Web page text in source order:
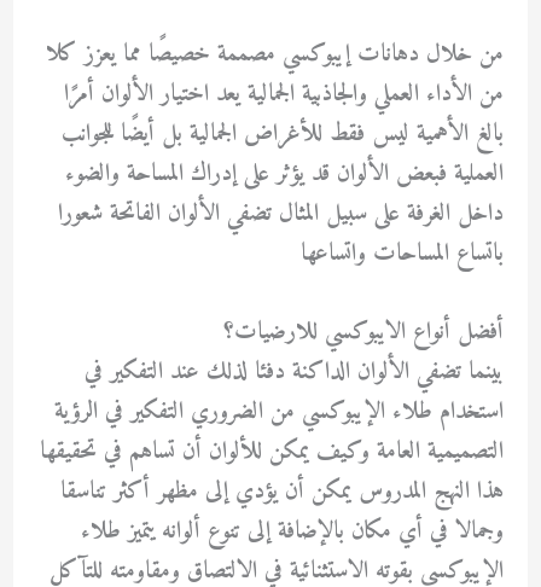
من خلال دهانات إيبوكسي مصممة خصيصًا مما يعزز كلا
من الأداء العملي والجاذبية الجمالية يعد اختيار الألوان أمرًا
بالغ الأهمية ليس فقط للأغراض الجمالية بل أيضًا للجوانب
العملية فبعض الألوان قد يؤثر على إدراك المساحة والضوء
داخل الغرفة على سبيل المثال تضفي الألوان الفاتحة شعورا
باتساع المساحات واتساعها
أفضل أنواع الايبوكسي للارضيات؟
بينما تضفي الألوان الداكنة دفئا لذلك عند التفكير في
استخدام طلاء الإيبوكسي من الضروري التفكير في الرؤية
التصميمية العامة وكيف يمكن للألوان أن تساهم في تحقيقها
هذا النهج المدروس يمكن أن يؤدي إلى مظهر أكثر تناسقا
وجمالا في أي مكان بالإضافة إلى تنوع ألوانه يتميز طلاء
الإيبوكسي بقوته الاستثنائية في الالتصاق ومقاومته للتآكل